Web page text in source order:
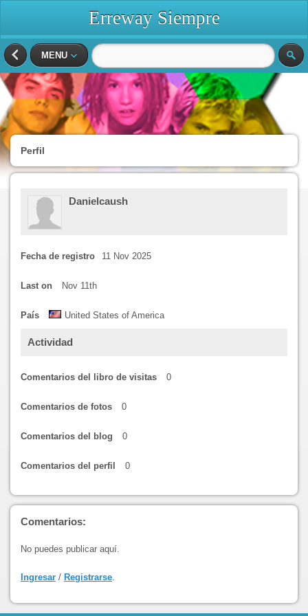
Erreway Siempre
MENU
Perfil
Danielcaush
Fecha de registro 11 Nov 2025
Last on Nov 11th
País United States of America
Actividad
Comentarios del libro de visitas 0
Comentarios de fotos 0
Comentarios del blog 0
Comentarios del perfil 0
Comentarios:
No puedes publicar aquí.
Ingresar / Registrarse.